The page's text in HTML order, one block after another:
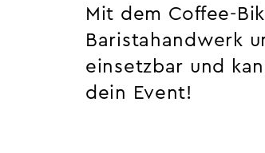
Mit dem Coffee-
Baristahandwerk
einsetzbar und
dein Event!